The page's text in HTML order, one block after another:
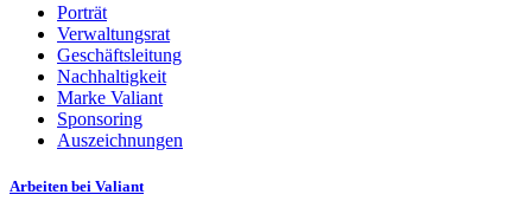
Porträt
Verwaltungsrat
Geschäftsleitung
Nachhaltigkeit
Marke Valiant
Sponsoring
Auszeichnungen
Arbeiten bei Valiant